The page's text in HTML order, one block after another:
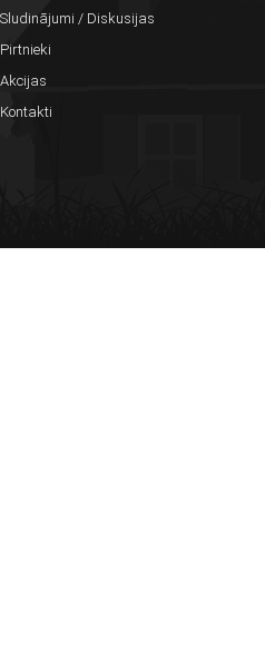
Sludinājumi / Diskusijas
Pirtnieki
Akcijas
Kontakti